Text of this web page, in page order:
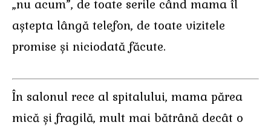
„nu acum”, de toate serile când mama îl
aștepta lângă telefon, de toate vizitele
promise și niciodată făcute.
În salonul rece al spitalului, mama părea
mică și fragilă, mult mai bătrână decât o